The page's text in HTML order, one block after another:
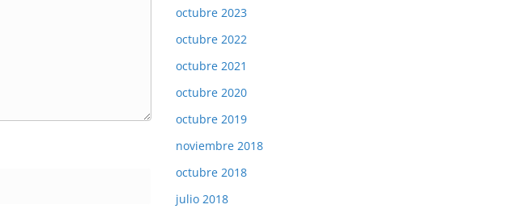
octubre 2023
octubre 2022
octubre 2021
octubre 2020
octubre 2019
noviembre 2018
octubre 2018
julio 2018